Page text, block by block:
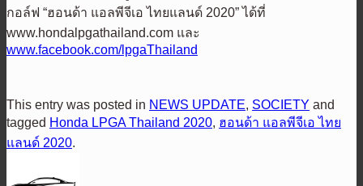
กอล์ฟ “ฮอนด้า แอลพีจีเอ ไทยแลนด์ 2020” ได้ที่
www.hondalpgathailand.com และ
www.facebook.com/lpgaThailand
This entry was posted in NEWS UPDATE, SOCIETY and
tagged Honda LPGA Thailand 2020, ฮอนด้า แอลพีจีเอ ไทย
แลนด์ 2020.